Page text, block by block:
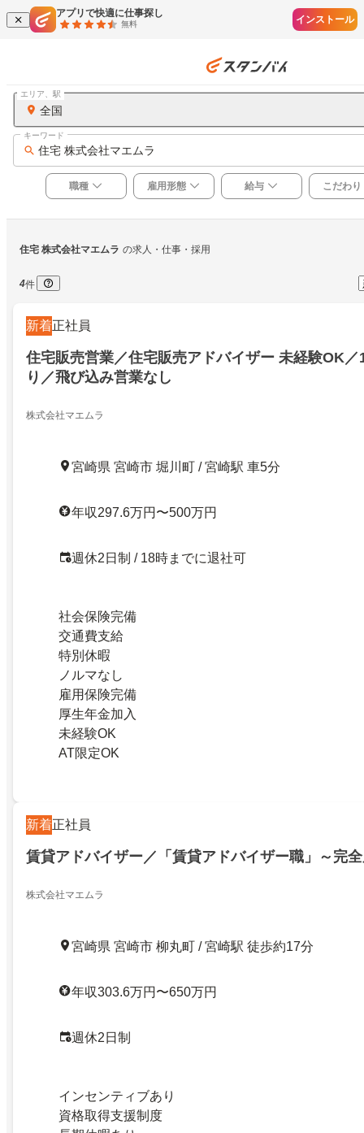
アプリで快適に仕事探し
無料 インストール
全国
エリア、駅
住宅 株式会社マエムラ
キーワード
職種 雇用形態 給与 こだわり
住宅 株式会社マエムラ の求人・仕事・採用
4件
新着正社員
住宅販売営業／住宅販売アドバイザー 未経験OK／
り／飛び込み営業なし
株式会社マエムラ
宮崎県 宮崎市 堀川町 / 宮崎駅 車5分
年収297.6万円〜500万円
週休2日制 / 18時までに退社可
社会保険完備
交通費支給
特別休暇
ノルマなし
雇用保険完備
厚生年金加入
未経験OK
AT限定OK
新着正社員
賃貸アドバイザー／「賃貸アドバイザー職」～完
株式会社マエムラ
宮崎県 宮崎市 柳丸町 / 宮崎駅 徒歩約17分
年収303.6万円〜650万円
週休2日制
インセンティブあり
資格取得支援制度